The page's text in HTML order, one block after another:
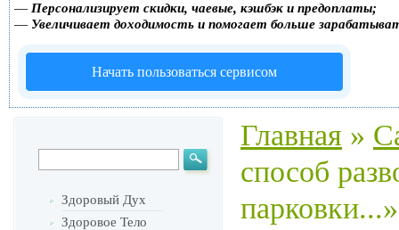
— Персонализирует скидки, чаевые, кэшбэк и предоплаты;
— Увеличивает доходимость и помогает больше
Начать пользоваться сервисом
Здоровый Дух
Здоровое Тело
Главная »
способ
парковки...»